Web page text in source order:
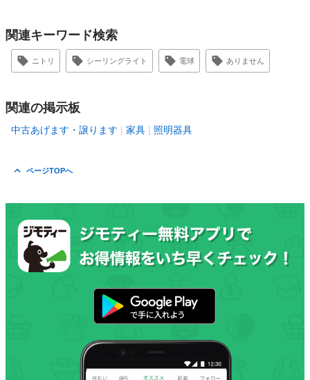
関連キーワード検索
ニトリ シーリングライト 電球 ありません
関連の掲示板
中古あげます・譲ります 家具 照明器具
ページTOPへ